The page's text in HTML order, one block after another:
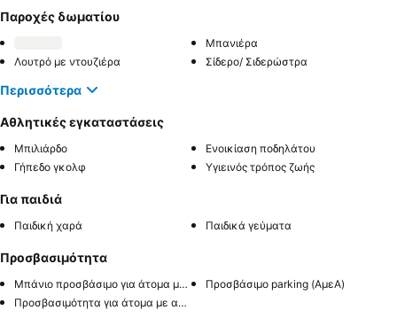
Παροχές δωματίου
Μπανιέρα
Λουτρό με ντουζιέρα
Σίδερο/ Σιδερώστρα
Περισσότερα
Αθλητικές εγκαταστάσεις
Μπιλιάρδο
Ενοικίαση ποδηλάτου
Γήπεδο γκολφ
Υγιεινός τρόπος ζωής
Για παιδιά
Παιδική χαρά Παιδικά γεύματα
Προσβασιμότητα
Μπάνιο προσβάσιμο για άτομα με αναπηρία
Προσβάσιμο parking (ΑμεΑ)
Προσβασιμότητα για άτομα με αναπηρία στο δωμάτιο